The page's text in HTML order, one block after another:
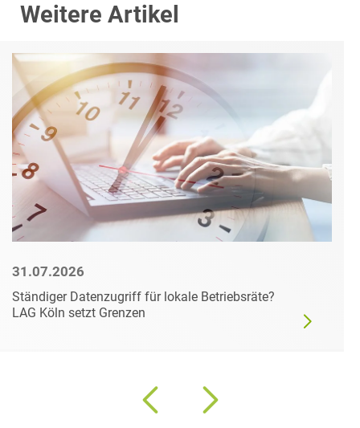
Weitere Artikel
31.07.2026
Ständiger Datenzugriff für lokale Betriebsräte?
LAG Köln setzt Grenzen